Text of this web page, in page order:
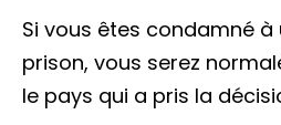
Si vous êtes condamné à
prison, vous serez
le pays qui a pris la